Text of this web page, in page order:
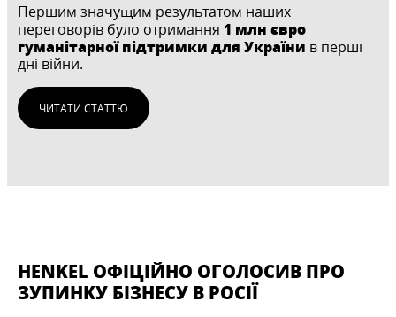
Першим значущим результатом наших
переговорів було отримання 1 млн євро
гуманітарної підтримки для України в перші
дні війни.
ЧИТАТИ СТАТТЮ
HENKEL ОФІЦІЙНО ОГОЛОСИВ ПРО
ЗУПИНКУ БІЗНЕСУ В РОСІЇ